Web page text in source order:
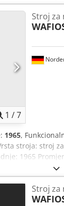
1 /7
Stroj za
1965,
stroja: stroj
1965
Stroj za